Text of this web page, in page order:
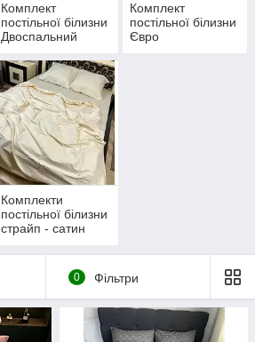
Комплект
постільної білизни
Двоспальний
Комплект
постільної білизни
Євро
Комплекти
постільної білизни
страйп - сатин
0 Фільтри